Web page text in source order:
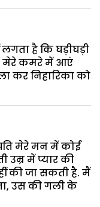
है कि घड़ीघड़ी
मेरे कमरे में आएं
कर निहारिका को
मेरे मन में कोई
उम्र में प्यार की
की जा सकती है. मैं
उस की गली के